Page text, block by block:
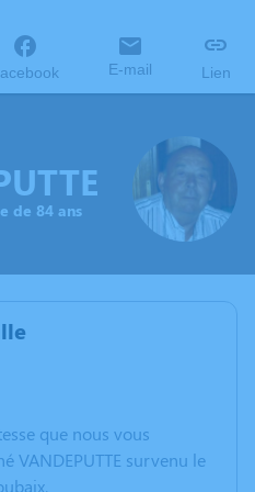
E-mail Lien
de 84 ans
que nous vous
VANDEPUTTE survenu le